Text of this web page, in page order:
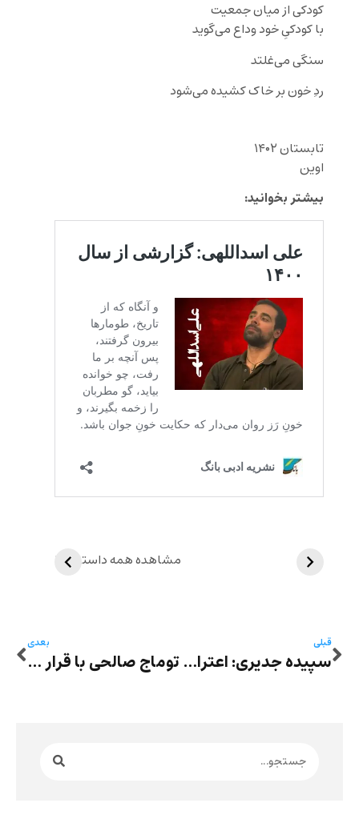
کودکی از میان جمعیت
با کودکیِ خود وداع می‌گوید
سنگی می‌غلتد
ردِ خون بر خاک کشیده می‌شود
تابستان ۱۴۰۲
اوین
بیشتر بخوانید:
مشاهده همه داستان‌ها
قبلی
سپیده جدیری: اعتراض ان بویر، شاعر برنده‌ جایزه‌ پولیتزر به جنگ اسرائیل و غزه- سفیدشویی این مناظر جهنمی دیگر بس است
بعدی
توماج صالحی با قرار وثیقه از زندان آزاد شد